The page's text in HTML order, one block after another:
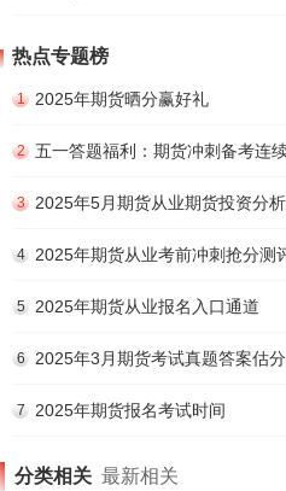
热点专题榜
1 2025年期货晒分赢好礼
2 五一答题福利：期货冲刺备考连
3 2025年5月期货从业期货投资分
4 2025年期货从业考前冲刺抢分测
5 2025年期货从业报名入口通道
6 2025年3月期货考试真题答案估分
7 2025年期货报名考试时间
分类相关 最新相关